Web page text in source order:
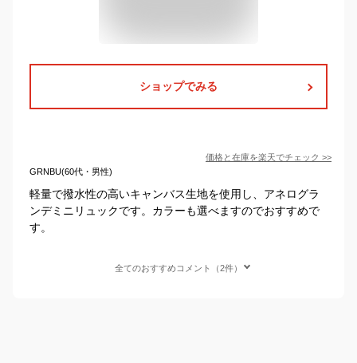
ショップでみる
価格と在庫を楽天でチェック >>
GRNBU(60代・男性)
軽量で撥水性の高いキャンバス生地を使用し、アネログラ
ンデミニリュックです。カラーも選べますのでおすすめで
す。
全てのおすすめコメント（2件）